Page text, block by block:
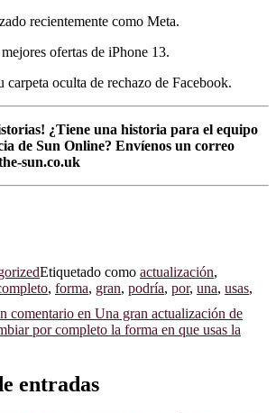
recientemente como Meta.
ofertas de iPhone 13.
carpeta oculta de rechazo de Facebook.
¿Tiene una historia para el equipo
de Sun Online? Envíenos un correo
sun.co.uk
Etiquetado como actualización,
, forma, gran, podría, por, una, usas,
comentario en Una gran actualización de
por completo la forma en que usas la
entradas